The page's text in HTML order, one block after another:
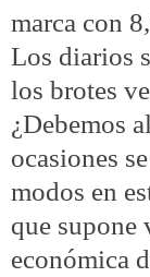
marca con
Los diarios
los brotes
¿Debemos
ocasiones
modos en
que supone
económica